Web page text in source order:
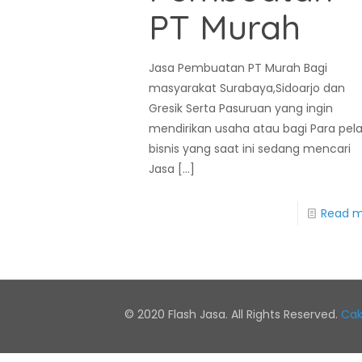
PT Murah
Jasa Pembuatan PT Murah Bagi
masyarakat Surabaya,Sidoarjo dan
Gresik Serta Pasuruan yang ingin
mendirikan usaha atau bagi Para
bisnis yang saat ini sedang mencari
Jasa […]
Read
© 2020 Flash Jasa. All Rights Reserved.